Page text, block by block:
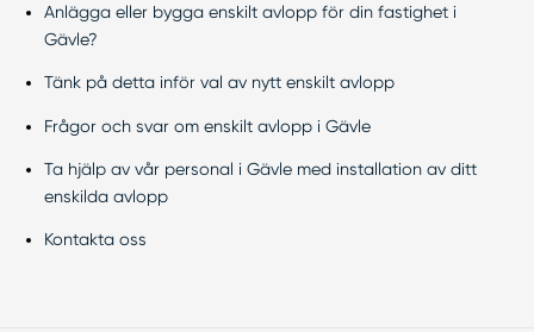
Anlägga eller bygga enskilt avlopp för din fastighet i
Gävle?
Tänk på detta inför val av nytt enskilt avlopp
Frågor och svar om enskilt avlopp i Gävle
Ta hjälp av vår personal i Gävle med installation av ditt
enskilda avlopp
Kontakta oss